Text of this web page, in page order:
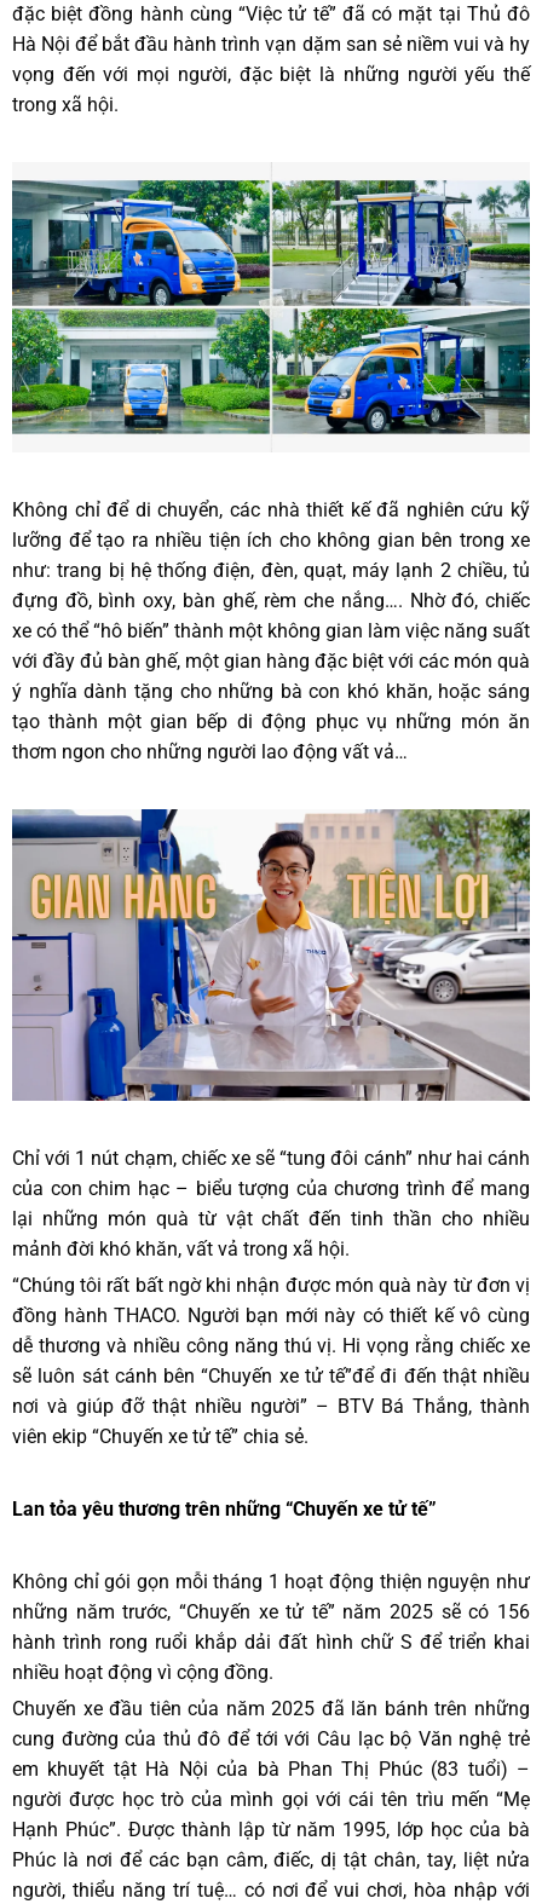
đặc biệt đồng hành cùng “Việc tử tế” đã có mặt tại Thủ đô
Hà Nội để bắt đầu hành trình vạn dặm san sẻ niềm vui và hy
vọng đến với mọi người, đặc biệt là những người yếu thế
trong xã hội.
Không chỉ để di chuyển, các nhà thiết kế đã nghiên cứu kỹ
lưỡng để tạo ra nhiều tiện ích cho không gian bên trong xe
như: trang bị hệ thống điện, đèn, quạt, máy lạnh 2 chiều, tủ
đựng đồ, bình oxy, bàn ghế, rèm che nắng…. Nhờ đó, chiếc
xe có thể “hô biến” thành một không gian làm việc năng suất
với đầy đủ bàn ghế, một gian hàng đặc biệt với các món quà
ý nghĩa dành tặng cho những bà con khó khăn, hoặc sáng
tạo thành một gian bếp di động phục vụ những món ăn
thơm ngon cho những người lao động vất vả…
Chỉ với 1 nút chạm, chiếc xe sẽ “tung đôi cánh” như hai cánh
của con chim hạc – biểu tượng của chương trình để mang
lại những món quà từ vật chất đến tinh thần cho nhiều
mảnh đời khó khăn, vất vả trong xã hội.
“Chúng tôi rất bất ngờ khi nhận được món quà này từ đơn vị
đồng hành THACO. Người bạn mới này có thiết kế vô cùng
dễ thương và nhiều công năng thú vị. Hi vọng rằng chiếc xe
sẽ luôn sát cánh bên “Chuyến xe tử tế”để đi đến thật nhiều
nơi và giúp đỡ thật nhiều người” – BTV Bá Thắng, thành
viên ekip “Chuyến xe tử tế” chia sẻ.
Lan tỏa yêu thương trên những “Chuyến xe tử tế”
Không chỉ gói gọn mỗi tháng 1 hoạt động thiện nguyện như
những năm trước, “Chuyến xe tử tế” năm 2025 sẽ có 156
hành trình rong ruổi khắp dải đất hình chữ S để triển khai
nhiều hoạt động vì cộng đồng.
Chuyến xe đầu tiên của năm 2025 đã lăn bánh trên những
cung đường của thủ đô để tới với Câu lạc bộ Văn nghệ trẻ
em khuyết tật Hà Nội của bà Phan Thị Phúc (83 tuổi) –
người được học trò của mình gọi với cái tên trìu mến “Mẹ
Hạnh Phúc”. Được thành lập từ năm 1995, lớp học của bà
Phúc là nơi để các bạn câm, điếc, dị tật chân, tay, liệt nửa
người, thiểu năng trí tuệ… có nơi để vui chơi, hòa nhập với